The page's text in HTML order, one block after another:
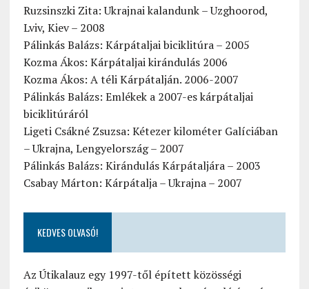
Ruzsinszki Zita: Ukrajnai kalandunk – Uzghoorod,
Lviv, Kiev – 2008
Pálinkás Balázs: Kárpátaljai biciklitúra – 2005
Kozma Ákos: Kárpátaljai kirándulás 2006
Kozma Ákos: A téli Kárpátalján. 2006-2007
Pálinkás Balázs: Emlékek a 2007-es kárpátaljai
biciklitúráról
Ligeti Csákné Zsuzsa: Kétezer kilométer Galíciában
– Ukrajna, Lengyelország – 2007
Pálinkás Balázs: Kirándulás Kárpátaljára – 2003
Csabay Márton: Kárpátalja – Ukrajna – 2007
KEDVES OLVASÓ!
Az Útikalauz egy 1997-től épített közösségi